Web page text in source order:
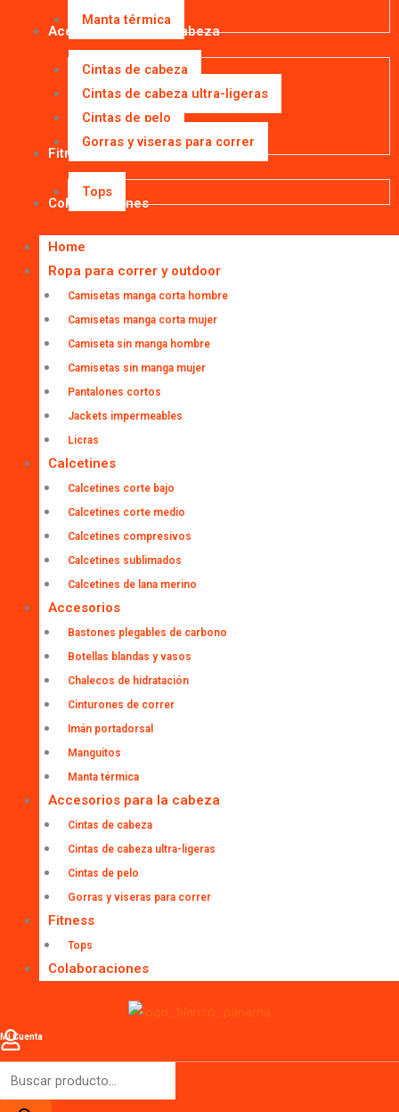
Manta térmica
Accesorios para la cabeza
Cintas de cabeza
Cintas de cabeza ultra-ligeras
Cintas de pelo
Gorras y viseras para correr
Fitness
Tops
Colaboraciones
Home
Ropa para correr y outdoor
Camisetas manga corta hombre
Camisetas manga corta mujer
Camiseta sin manga hombre
Camisetas sin manga mujer
Pantalones cortos
Jackets impermeables
Licras
Calcetines
Calcetines corte bajo
Calcetines corte medio
Calcetines compresivos
Calcetines sublimados
Calcetines de lana merino
Accesorios
Bastones plegables de carbono
Botellas blandas y vasos
Chalecos de hidratación
Cinturones de correr
Imán portadorsal
Manguitos
Manta térmica
Accesorios para la cabeza
Cintas de cabeza
Cintas de cabeza ultra-ligeras
Cintas de pelo
Gorras y viseras para correr
Fitness
Tops
Colaboraciones
Mi Cuenta